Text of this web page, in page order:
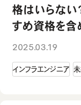
格はいらない
すめ資格を含
2025.03.19
インフラエンジニア